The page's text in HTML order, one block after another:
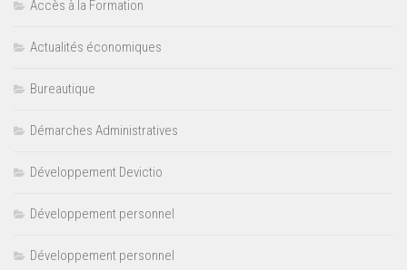
Accès à la Formation
Actualités économiques
Bureautique
Démarches Administratives
Développement Devictio
Développement personnel
Développement personnel